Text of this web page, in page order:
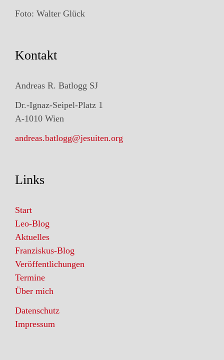
Foto: Walter Glück
Kontakt
Andreas R. Batlogg SJ
Dr.-Ignaz-Seipel-Platz 1
A-1010 Wien
andreas.batlogg@jesuiten.org
Links
Start
Leo-Blog
Aktuelles
Franziskus-Blog
Veröffentlichungen
Termine
Über mich
Datenschutz
Impressum